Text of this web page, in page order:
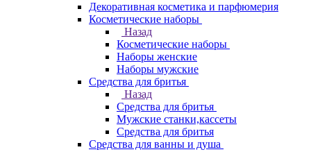
Декоративная косметика и парфюмерия
Косметические наборы
Назад
Косметические наборы
Наборы женские
Наборы мужские
Средства для бритья
Назад
Средства для бритья
Мужские станки,кассеты
Средства для бритья
Средства для ванны и душа